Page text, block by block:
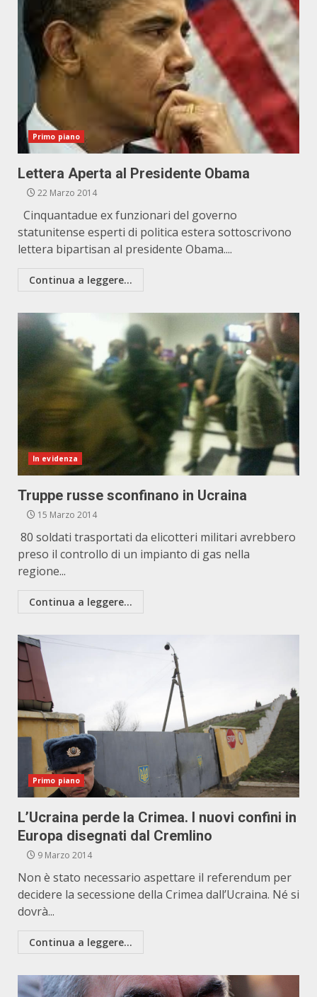
Primo piano
Lettera Aperta al Presidente Obama
22 Marzo 2014
Cinquantadue ex funzionari del governo
statunitense esperti di politica estera sottoscrivono
lettera bipartisan al presidente Obama....
Continua a leggere...
In evidenza
Truppe russe sconfinano in Ucraina
15 Marzo 2014
80 soldati trasportati da elicotteri militari avrebbero
preso il controllo di un impianto di gas nella
regione...
Continua a leggere...
Primo piano
L’Ucraina perde la Crimea. I nuovi confini in
Europa disegnati dal Cremlino
9 Marzo 2014
Non è stato necessario aspettare il referendum per
decidere la secessione della Crimea dall’Ucraina. Né si
dovrà...
Continua a leggere...